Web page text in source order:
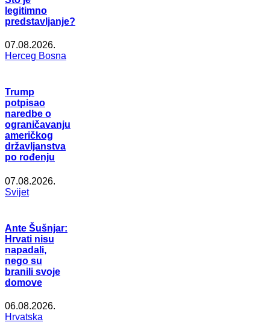
legitimno
predstavljanje?
07.08.2026.
Herceg Bosna
Trump
potpisao
naredbe o
ograničavanju
američkog
državljanstva
po rođenju
07.08.2026.
Svijet
Ante Šušnjar:
Hrvati nisu
napadali,
nego su
branili svoje
domove
06.08.2026.
Hrvatska